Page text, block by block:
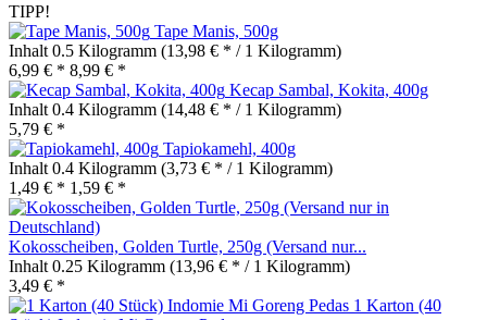
TIPP!
Tape Manis, 500g
Inhalt 0.5 Kilogramm (13,98 € * / 1 Kilogramm)
6,99 € * 8,99 € *
Kecap Sambal, Kokita, 400g
Inhalt 0.4 Kilogramm (14,48 € * / 1 Kilogramm)
5,79 € *
Tapiokamehl, 400g
Inhalt 0.4 Kilogramm (3,73 € * / 1 Kilogramm)
1,49 € * 1,59 € *
Kokosscheiben, Golden Turtle, 250g (Versand nur...
Inhalt 0.25 Kilogramm (13,96 € * / 1 Kilogramm)
3,49 € *
1 Karton (40